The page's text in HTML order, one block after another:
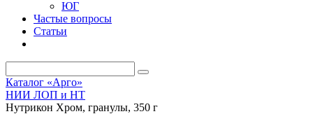
ЮГ
Частые вопросы
Статьи
Каталог «Арго»
НИИ ЛОП и НТ
Нутрикон Хром, гранулы, 350 г